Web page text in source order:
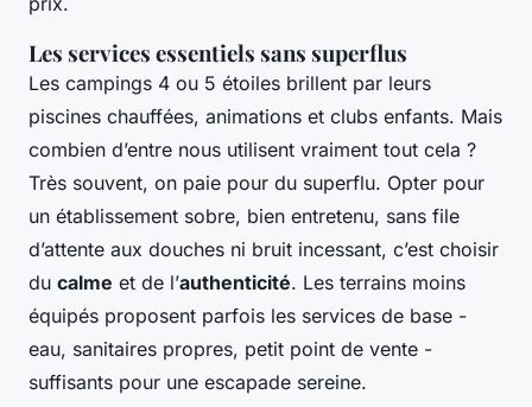
Les services essentiels sans superflus
Les campings 4 ou 5 étoiles brillent par leurs
piscines chauffées, animations et clubs enfants. Mais
combien d’entre nous utilisent vraiment tout cela ?
Très souvent, on paie pour du superflu. Opter pour
un établissement sobre, bien entretenu, sans file
d’attente aux douches ni bruit incessant, c’est choisir
du calme et de l’authenticité. Les terrains moins
équipés proposent parfois les services de base -
eau, sanitaires propres, petit point de vente -
suffisants pour une escapade sereine.